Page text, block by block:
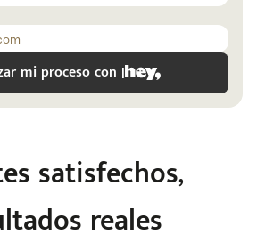
mi proceso con |
satisfechos,
reales